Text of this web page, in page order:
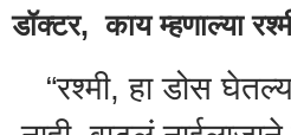
डॉक्टर, काय म्हणाल्या
“रश्मी, हा डोस